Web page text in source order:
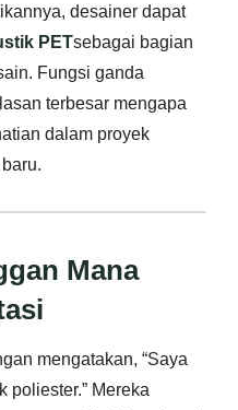
desainer dapat
PETsebagai bagian
Fungsi ganda
terbesar mengapa
dalam proyek
Mana
mengatakan, “Saya
poliester.” Mereka